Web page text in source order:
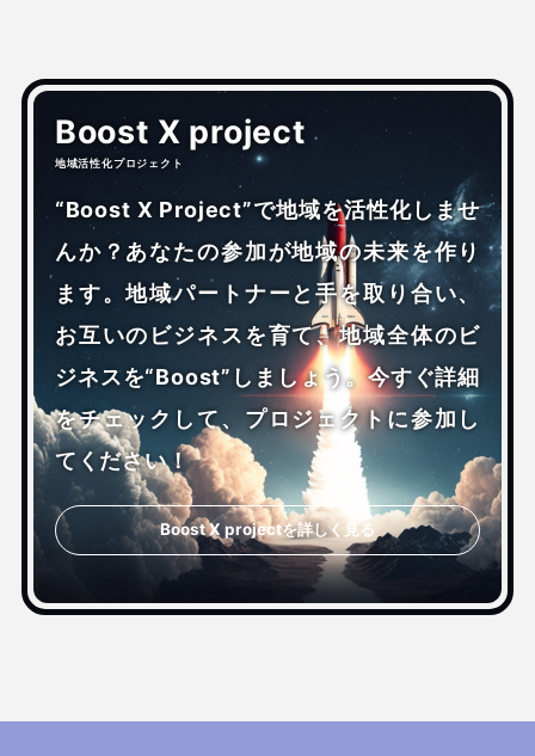
Boost X project
地域活性化プロジェクト
“Boost X Project”で地域を活性化しませ
んか？あなたの参加が地域の未来を作り
ます。地域パートナーと手を取り合い、
お互いのビジネスを育て、地域全体のビ
ジネスを“Boost”しましょう。今すぐ詳細
をチェックして、プロジェクトに参加し
てください！
Boost X projectを詳しく見る